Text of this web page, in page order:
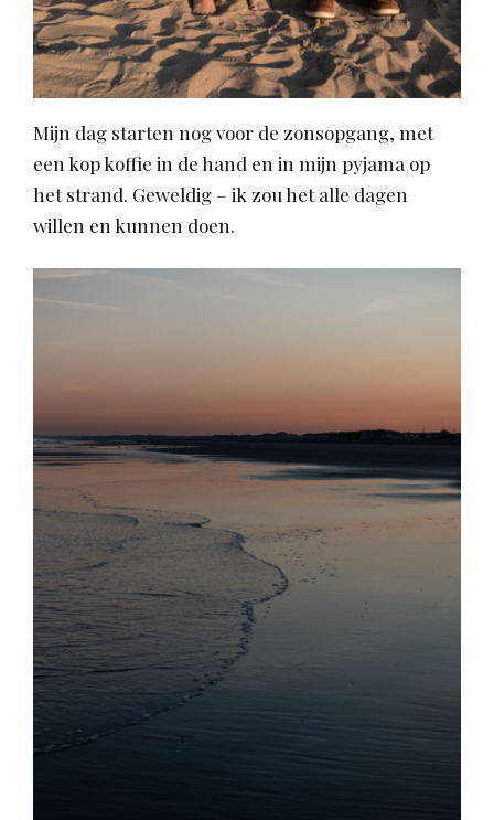
Mijn dag starten nog voor de zonsopgang, met
een kop koffie in de hand en in mijn pyjama op
het strand. Geweldig – ik zou het alle dagen
willen en kunnen doen.